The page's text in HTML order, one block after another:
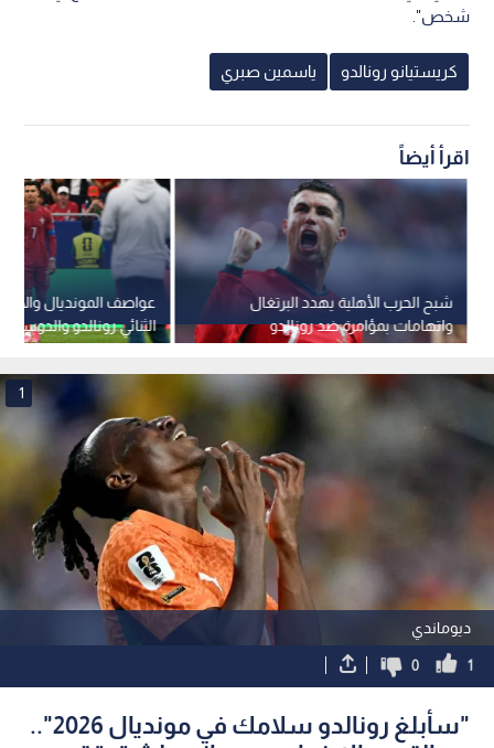
شخص".
كريستيانو رونالدو ياسمين صبري
اقرأ أيضاً
عواصف المونديال
الثنائي رونالدو والدوسري
شبح الحرب الأهلية يهدد البرتغال
واتهامات بمؤامرة ضد رونالدو
ديوماندي
1
1
0
"سأبلغ رونالدو سلامك في مونديال 2026"..